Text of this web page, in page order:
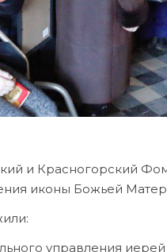
и Красногорский
иконы Божьей
управления